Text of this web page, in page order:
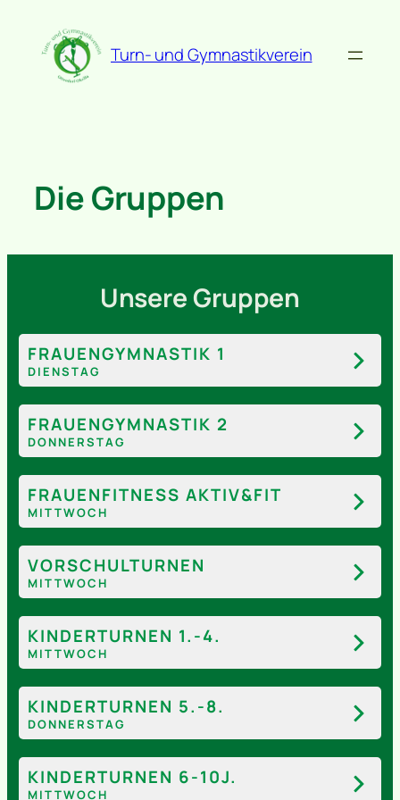
Inhalt
springen
Turn- und Gymnastikverein
Die Gruppen
Unsere Gruppen
FRAUENGYMNASTIK 1
DIENSTAG
FRAUENGYMNASTIK 2
DONNERSTAG
FRAUENFITNESS AKTIV&FIT
MITTWOCH
VORSCHULTURNEN
MITTWOCH
KINDERTURNEN 1.-4.
MITTWOCH
KINDERTURNEN 5.-8.
DONNERSTAG
KINDERTURNEN 6-10J.
MITTWOCH